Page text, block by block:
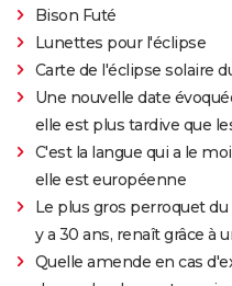
Bison Futé
Lunettes pour l'éclipse
Carte de l'éclipse solaire
Une nouvelle date
elle est plus tardive que
C'est la langue qui a le
elle est européenne
Le plus gros perroquet
y a 30 ans, renaît grâce à
Quelle amende en cas